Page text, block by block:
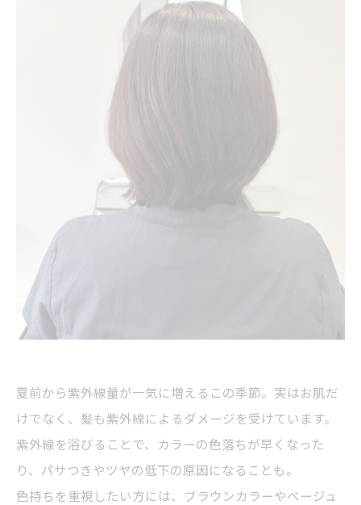
夏前から紫外線量が一気に増えるこの季節。実はお肌だ
けでなく、髪も紫外線によるダメージを受けています。
紫外線を浴びることで、カラーの色落ちが早くなった
り、パサつきやツヤの低下の原因になることも。
色持ちを重視したい方には、ブラウンカラーやベージュ